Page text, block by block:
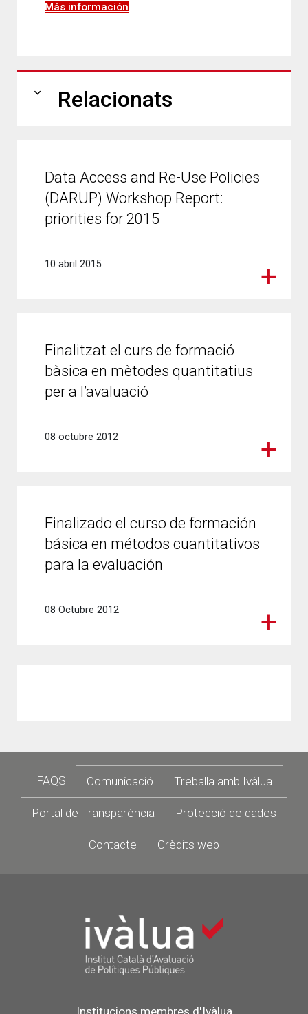
Más información
expand_more Relacionats
Data Access and Re-Use Policies
(DARUP) Workshop Report:
priorities for 2015
10 abril 2015
Finalitzat el curs de formació
bàsica en mètodes quantitatius
per a l’avaluació
08 octubre 2012
Finalizado el curso de formación
básica en métodos cuantitativos
para la evaluación
08 Octubre 2012
Footer
FAQS Comunicació Treballa amb Ivàlua
Portal de Transparència Protecció de dades
Contacte Crèdits web